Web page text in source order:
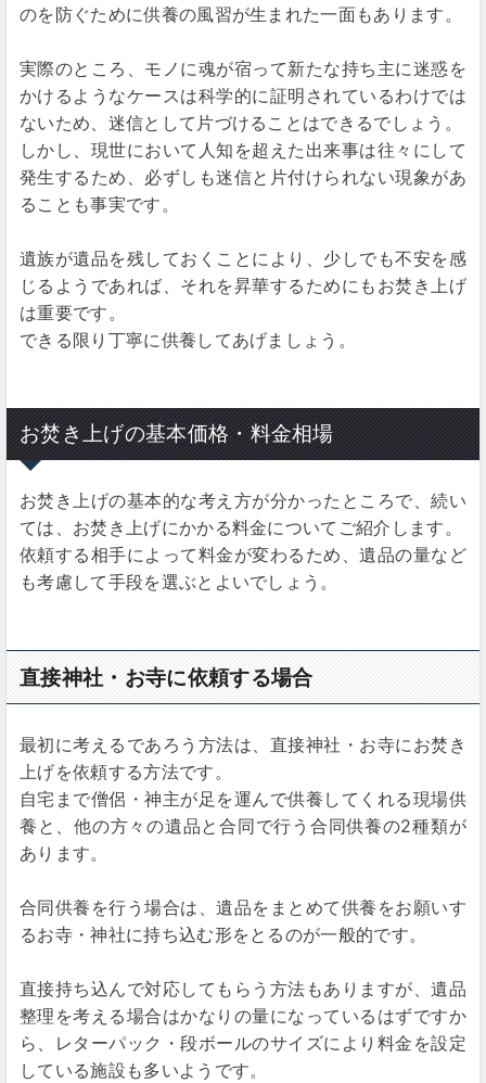
のを防ぐために供養の風習が生まれた一面もあります。
実際のところ、モノに魂が宿って新たな持ち主に迷惑を
かけるようなケースは科学的に証明されているわけでは
ないため、迷信として片づけることはできるでしょう。
しかし、現世において人知を超えた出来事は往々にして
発生するため、必ずしも迷信と片付けられない現象があ
ることも事実です。
遺族が遺品を残しておくことにより、少しでも不安を感
じるようであれば、それを昇華するためにもお焚き上げ
は重要です。
できる限り丁寧に供養してあげましょう。
お焚き上げの基本価格・料金相場
お焚き上げの基本的な考え方が分かったところで、続い
ては、お焚き上げにかかる料金についてご紹介します。
依頼する相手によって料金が変わるため、遺品の量など
も考慮して手段を選ぶとよいでしょう。
直接神社・お寺に依頼する場合
最初に考えるであろう方法は、直接神社・お寺にお焚き
上げを依頼する方法です。
自宅まで僧侶・神主が足を運んで供養してくれる現場供
養と、他の方々の遺品と合同で行う合同供養の2種類が
あります。
合同供養を行う場合は、遺品をまとめて供養をお願いす
るお寺・神社に持ち込む形をとるのが一般的です。
直接持ち込んで対応してもらう方法もありますが、遺品
整理を考える場合はかなりの量になっているはずですか
ら、レターパック・段ボールのサイズにより料金を設定
している施設も多いようです。